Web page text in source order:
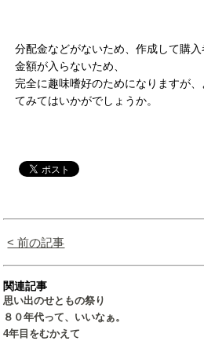
分配金などがないため、作成して購
金額が入らないため、
完全に趣味嗜好のためになりますが
てみてはいかがでしょうか。
< 前の記事
関連記事
思い出のせともの祭り
８０年代って、いいなぁ。
4年目をむかえて